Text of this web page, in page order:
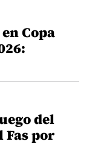
Copa
del
por